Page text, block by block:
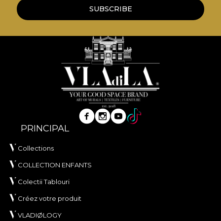
SUBSCRIBE
PRINCIPAL
Collections
COLLECTION ENFANTS
Colectii Tablouri
Créez votre produit
VLADIØLOGY